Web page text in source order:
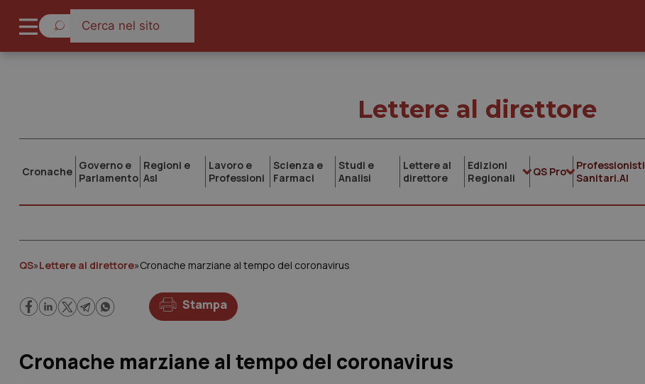
Lettere al direttore
Cronache Governo e
Parlamento
Regioni e
Asl
Lavoro e
Professioni
Scienza e
Farmaci
Studi e
Analisi
Lettere al
direttore
Edizioni
Regionali
QS Pro
Professionisti
Sanitari.AI
QS»Lettere al direttore»Cronache marziane al tempo del coronavirus
Stampa
Cronache marziane al tempo del coronavirus